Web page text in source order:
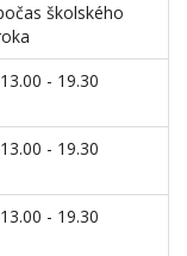
školského
13.00 - 19.30
13.00 - 19.30
13.00 - 19.30